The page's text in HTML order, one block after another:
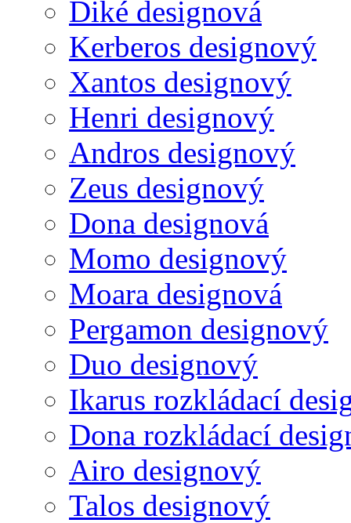
Diké designová
Kerberos designový
Xantos designový
Henri designový
Andros designový
Zeus designový
Dona designová
Momo designový
Moara designová
Pergamon designový
Duo designový
Ikarus rozkládací
Dona rozkládací
Airo designový
Talos designový